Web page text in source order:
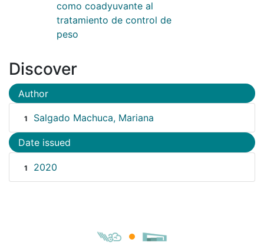
como coadyuvante al
tratamiento de control de
peso
Discover
Author
1 Salgado Machuca, Mariana
Date issued
1 2020